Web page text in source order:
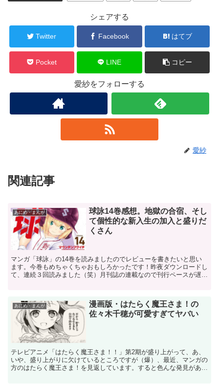
シェアする
Twitter Facebook はてブ
Pocket LINE コピー
愛紗をフォローする
愛紗
関連記事
あにめ・まんが
球詠14巻感想。地獄の合宿、そし
て個性的な新入生の加入と盛りだ
くさん
マンガ「球詠」の14巻を読みましたのでレビューを書きたいと思い
ます。今巻もめちゃくちゃおもしろかったです！昨夜ダウンロードし
て、連続３回読みました（笑）月刊誌の連載なので刊行ペースが遅い
あにめ・まんが
漫画版・はたらく魔王さま！の
佐々木千穂が可愛すぎてヤバい
テレビアニメ「はたらく魔王さま！！」第2期が盛り上がって、あ、
いや、盛り上がりに欠けているところですが（爆）、最近、マンガの
方のはたらく魔王さま！を見返しています。すると色んな発見があり